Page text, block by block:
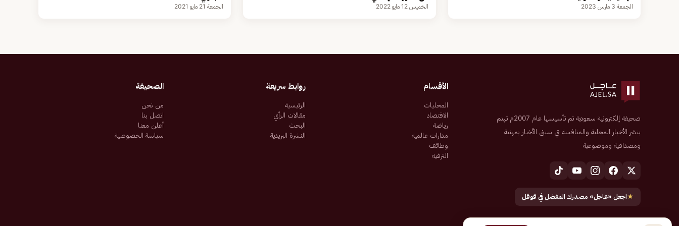
الجمعة 3 مارس 2023 الخميس 12 مايو 2022 الجمعة 21 مايو 2021
صحيفة إلكترونية سعودية تم تأسيسها عام 2007م تهتم
بنشر الأخبار المحلية والمنافسة في سبق الأخبار بمهنية
ومصداقية وموضوعية
★اجعل «عاجل» مصدرك المفضل في قوقل
الأقسام
المحليات
الاقتصاد
رياضة
مدارات عالمية
وظائف
الترفيه
روابط سريعة
الرئيسية
مقالات الرأي
البحث
النشرة البريدية
الصحيفة
من نحن
اتصل بنا
أعلن معنا
سياسة الخصوصية